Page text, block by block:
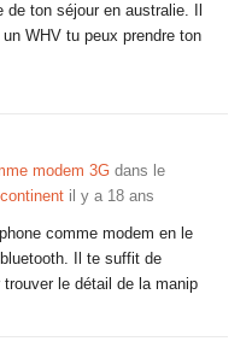
ton séjour en australie. Il
WHV tu peux prendre ton
modem 3G dans le
il y a 18 ans
comme modem en le
Il te suffit de
le détail de la manip